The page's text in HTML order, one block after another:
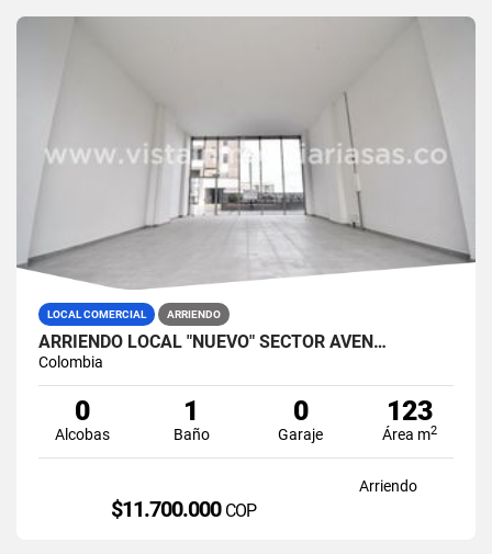
LOCAL COMERCIAL ARRIENDO
ARRIENDO LOCAL "NUEVO" SECTOR AVEN…
Colombia
0
Alcobas
1
Baño
0
Garaje
123
Área m2
Arriendo
$11.700.000 COP